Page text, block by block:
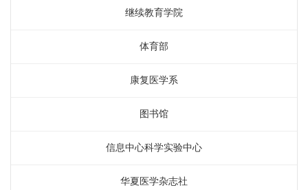
继续教育学院
体育部
康复医学系
图书馆
信息中心科学实验中心
华夏医学杂志社